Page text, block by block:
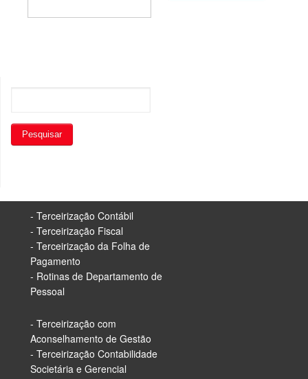
- Terceirização Contábil
- Terceirização Fiscal
- Terceirização da Folha de
Pagamento
- Rotinas de Departamento de
Pessoal
- Terceirização com
Aconselhamento de Gestão
- Terceirização Contabilidade
Societária e Gerencial